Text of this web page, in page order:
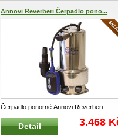
Annovi Reverberi Čerpadlo pono...
Čerpadlo ponorné Annovi Reverberi
Ponorné a drenážní čerpadlo na vodu
Detail 3.468